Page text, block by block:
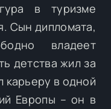
в туризме
Сын дипломата,
владеет
детства жил за
карьеру в одной
Европы – он в